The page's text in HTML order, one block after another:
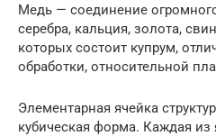
Медь — соединение
серебра, кальция, золота,
которых состоит купрум,
обработки, относительной
Элементарная ячейка
кубическая форма. Каждая из